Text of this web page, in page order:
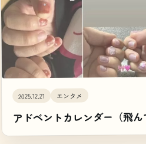
2025.12.21 エンタメ
アドベントカレンダー（飛ん